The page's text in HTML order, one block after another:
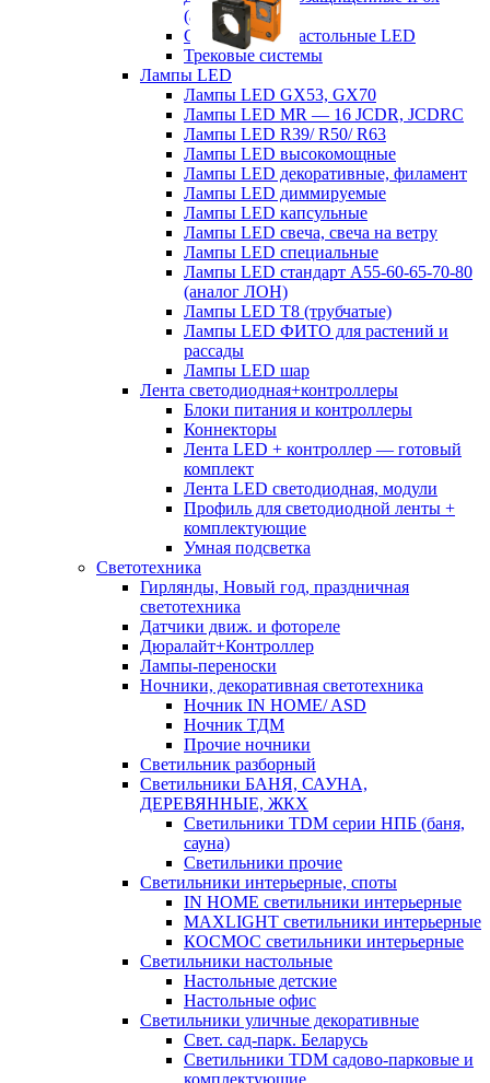
(аналог ЛСП)
Светильники настольные LED
Трековые системы
Лампы LED
Лампы LED GX53, GX70
Лампы LED MR — 16 JCDR, JCDRC
Лампы LED R39/ R50/ R63
Лампы LED высокомощные
Лампы LED декоративные, филамент
Лампы LED диммируемые
Лампы LED капсульные
Лампы LED свеча, свеча на ветру
Лампы LED специальные
Лампы LED стандарт А55-60-65-70-80
(аналог ЛОН)
Лампы LED Т8 (трубчатые)
Лампы LED ФИТО для растений и
рассады
Лампы LED шар
Лента светодиодная+контроллеры
Блоки питания и контроллеры
Коннекторы
Лента LED + контроллер — готовый
комплект
Лента LED светодиодная, модули
Профиль для светодиодной ленты +
комплектующие
Умная подсветка
Светотехника
Гирлянды, Новый год, праздничная
светотехника
Датчики движ. и фотореле
Дюралайт+Контроллер
Лампы-переноски
Ночники, декоративная светотехника
Ночник IN HOME/ ASD
Ночник ТДМ
Прочие ночники
Светильник разборный
Светильники БАНЯ, САУНА,
ДЕРЕВЯННЫЕ, ЖКХ
Светильники TDM серии НПБ (баня,
сауна)
Светильники прочие
Светильники интерьерные, споты
IN HOME светильники интерьерные
MAXLIGHT светильники интерьерные
КОСМОС светильники интерьерные
Светильники настольные
Настольные детские
Настольные офис
Светильники уличные декоративные
Свет. сад-парк. Беларусь
Светильники TDM садово-парковые и